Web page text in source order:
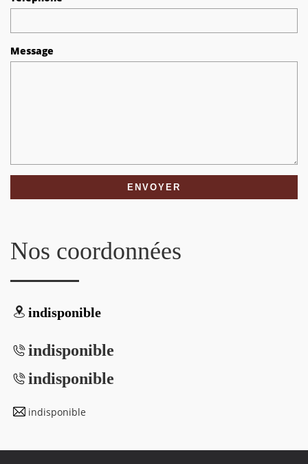
Message
Nos coordonnées
indisponible
indisponible
indisponible
indisponible